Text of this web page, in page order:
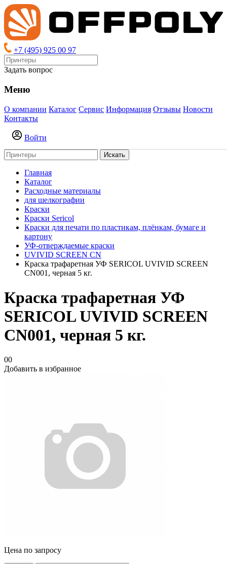
+7 (495) 925 00 97
Задать вопрос
Меню
О компании Каталог Сервис Информация Отзывы Новости
Контакты
Войти
Искать
Главная
Каталог
Расходные материалы
для шелкографии
Краски
Краски Sericol
Краски для печати по пластикам, плёнкам, бумаге и
картону
УФ-отверждаемые краски
UVIVID SCREEN CN
Краска трафаретная УФ SERICOL UVIVID SCREEN
CN001, черная 5 кг.
Краска трафаретная УФ
SERICOL UVIVID SCREEN
CN001, черная 5 кг.
00
Добавить в избранное
Цена по запросу